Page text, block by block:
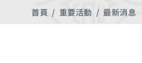
首頁 重要活動 最新消息